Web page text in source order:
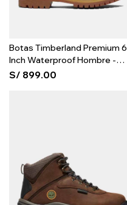
Botas Timberland Premium 6
Inch Waterproof Hombre -
Wheat
S/ 899.00